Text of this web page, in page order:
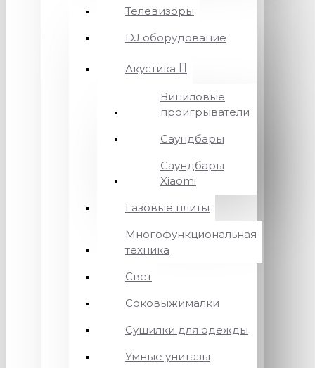
Телевизоры
DJ оборудование
Акустика
Виниловые
проигрыватели
Саундбары
Саундбары
Xiaomi
Газовые плиты
Многофункциональная
техника
Свет
Соковыжималки
Сушилки для одежды
Умные унитазы